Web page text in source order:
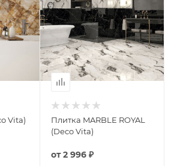
Vita)
Плитка MARBLE ROYAL
(Deco Vita)
от2 996 ₽